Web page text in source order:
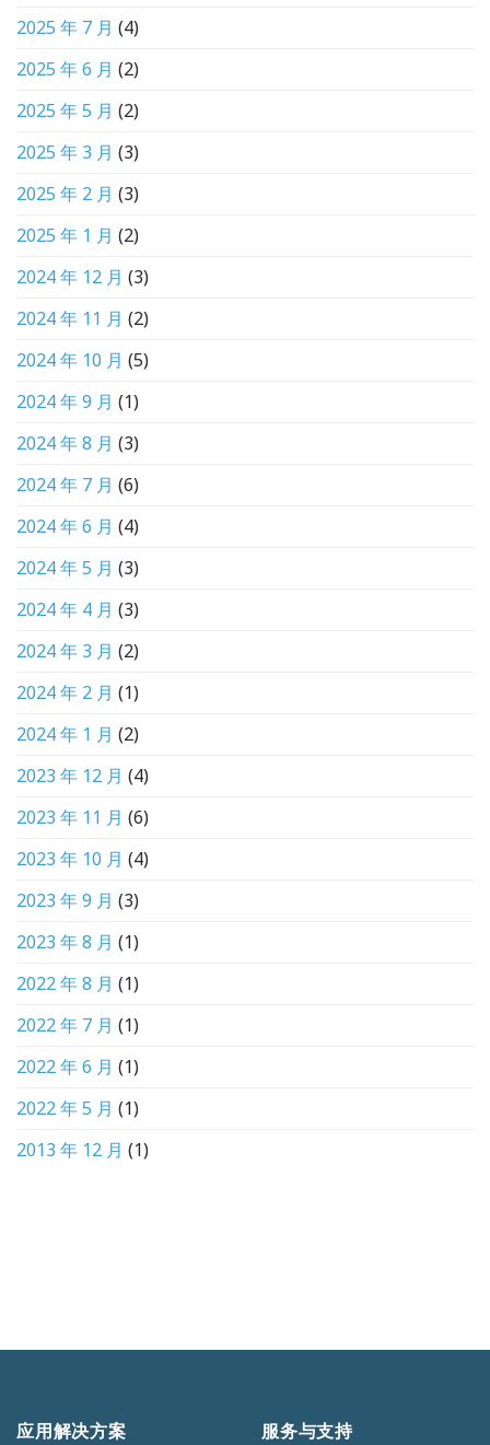
2025 年 7 月 (4)
2025 年 6 月 (2)
2025 年 5 月 (2)
2025 年 3 月 (3)
2025 年 2 月 (3)
2025 年 1 月 (2)
2024 年 12 月 (3)
2024 年 11 月 (2)
2024 年 10 月 (5)
2024 年 9 月 (1)
2024 年 8 月 (3)
2024 年 7 月 (6)
2024 年 6 月 (4)
2024 年 5 月 (3)
2024 年 4 月 (3)
2024 年 3 月 (2)
2024 年 2 月 (1)
2024 年 1 月 (2)
2023 年 12 月 (4)
2023 年 11 月 (6)
2023 年 10 月 (4)
2023 年 9 月 (3)
2023 年 8 月 (1)
2022 年 8 月 (1)
2022 年 7 月 (1)
2022 年 6 月 (1)
2022 年 5 月 (1)
2013 年 12 月 (1)
应用解决方案 服务与支持